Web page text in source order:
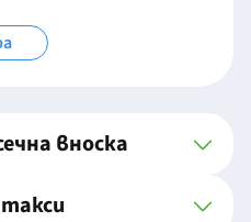
вноска